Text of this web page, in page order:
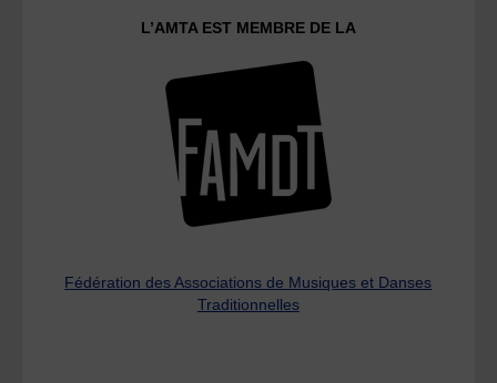
L’AMTA EST MEMBRE DE LA
Fédération des Associations de Musiques et Danses
Traditionnelles